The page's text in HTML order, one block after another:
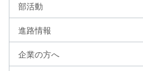
部活動
進路情報
企業の方へ